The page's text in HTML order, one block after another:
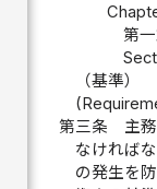
第
（基準）
第三条
主
なければ
の発生を